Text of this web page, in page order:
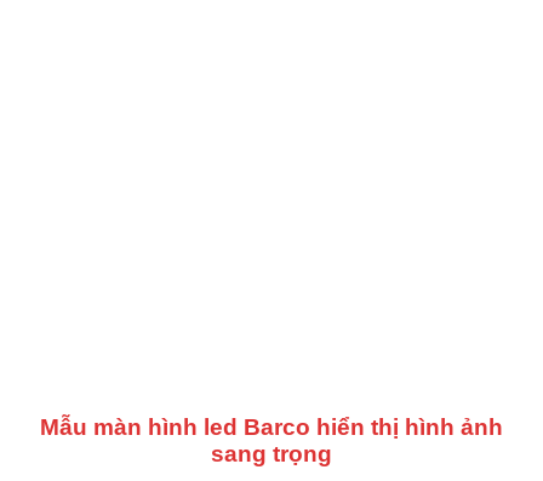
Mẫu màn hình led Barco hiển thị hình ảnh
sang trọng